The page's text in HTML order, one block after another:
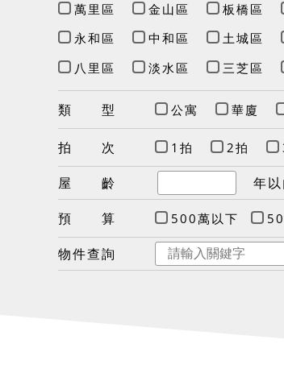
萬里區 金山區 板橋區
永和區
中和區 土城區
八里區
淡水區 三芝區
類 型 公寓 華廈
拍 次 1拍 2拍
屋 齡 年以
預 算 500萬以下
物件查詢